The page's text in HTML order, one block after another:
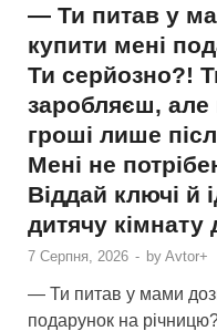
— Ти питав у
купити мені
Ти серйозно?!
заробляєш, але
гроші лише
Мені не
Віддай ключі й
дитячу кімнату
7 Серпня, 2026 - by Avtor+
— Ти питав у мами
подарунок на